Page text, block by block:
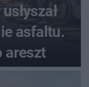
asfaltu.
areszt